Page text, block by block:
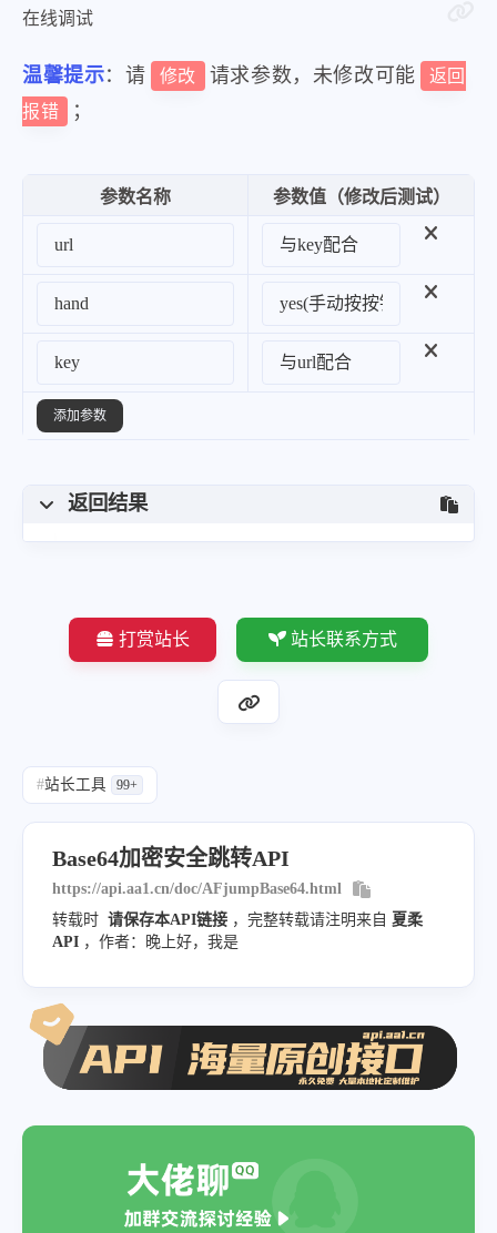
在线调试
温馨提示：请 修改 请求参数，未修改可能
返回
报错
；
参数名称 参数值（修改后测试）
添加参数
返回结果
打赏站长 站长联系方式
#站长工具 99+
Base64加密安全跳转API
https://api.aa1.cn/doc/AFjumpBase64.html
转载时 请保存本API链接 ，完整转载请注明来自 夏柔
API ，作者：晚上好，我是